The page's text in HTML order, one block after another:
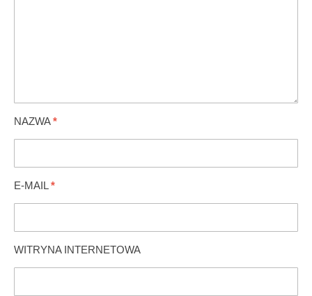
NAZWA*
E-MAIL *
WITRYNA INTERNETOWA